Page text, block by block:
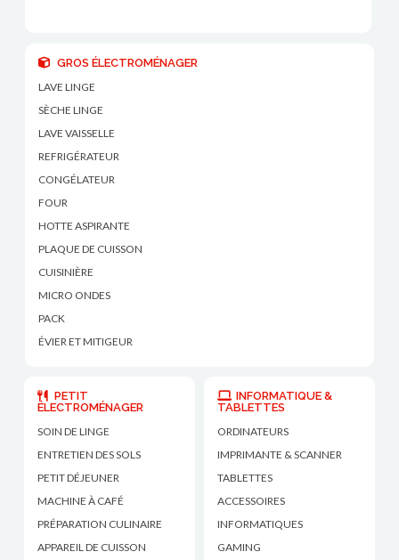
GROS ÉLECTROMÉNAGER
LAVE LINGE
SÈCHE LINGE
LAVE VAISSELLE
REFRIGÉRATEUR
CONGÉLATEUR
FOUR
HOTTE ASPIRANTE
PLAQUE DE CUISSON
CUISINIÈRE
MICRO ONDES
PACK
ÉVIER ET MITIGEUR
PETIT
ÉLECTROMÉNAGER
SOIN DE LINGE
ENTRETIEN DES SOLS
PETIT DÉJEUNER
MACHINE À CAFÉ
PRÉPARATION CULINAIRE
APPAREIL DE CUISSON
INFORMATIQUE &
TABLETTES
ORDINATEURS
IMPRIMANTE & SCANNER
TABLETTES
ACCESSOIRES
INFORMATIQUES
GAMING